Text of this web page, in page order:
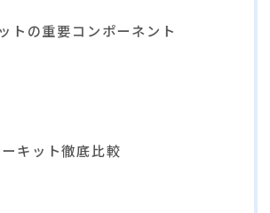
の重要コンポーネント
キット徹底比較